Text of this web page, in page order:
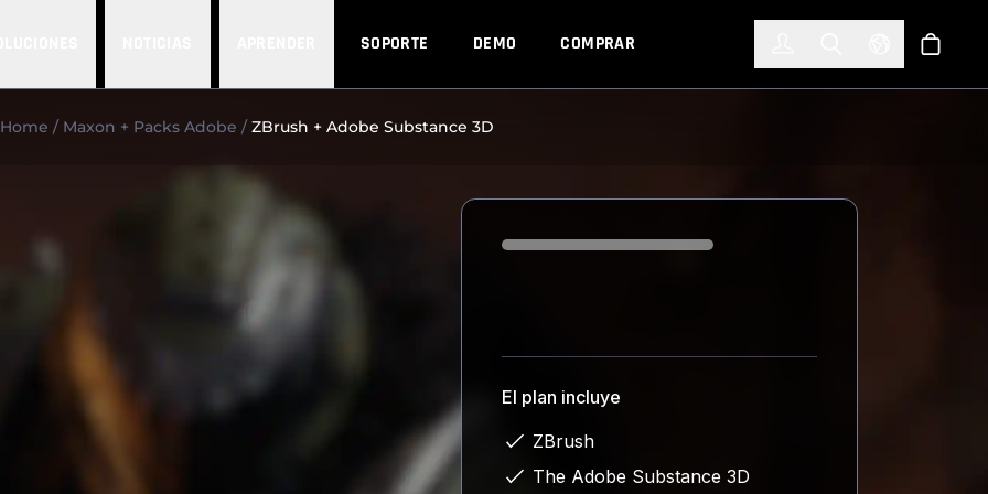
SOPORTE DEMO COMPRAR Select Tienda
Home Maxon + Packs Adobe ZBrush + Adobe Substance 3D
Loading...
El plan incluye
ZBrush
The Adobe Substance 3D